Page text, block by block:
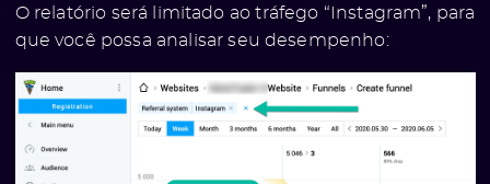
O relatório será limitado ao tráfego “Instagram”, para
que você possa analisar seu desempenho: